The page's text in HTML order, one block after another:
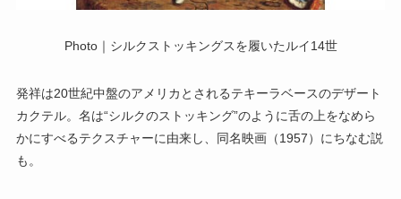
Photo｜シルクストッキングスを履いたルイ14世
発祥は20世紀中盤のアメリカとされるテキーラベースのデザート
カクテル。名は“シルクのストッキング”のように舌の上をなめら
かにすべるテクスチャーに由来し、同名映画（1957）にちなむ説
も。